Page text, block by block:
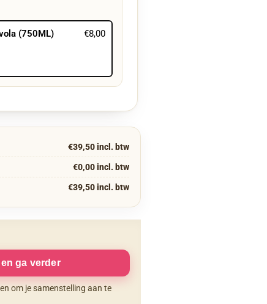
(750ML) €8,00
€39,50 incl. btw
€0,00 incl. btw
€39,50 incl. btw
ga verder
om je samenstelling aan te